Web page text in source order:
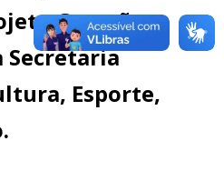
Geração
Secretaria
Esporte,